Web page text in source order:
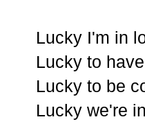
Lucky I'm in
Lucky to
Lucky to be
Lucky we're